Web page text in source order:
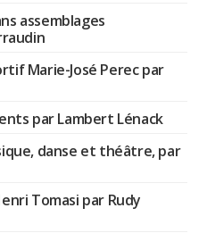
assemblages
Marie-José Perec par
par Lambert Lénack
danse et théâtre, par
Tomasi par Rudy